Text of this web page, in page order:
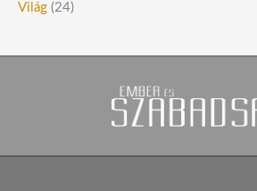
Világ (24)